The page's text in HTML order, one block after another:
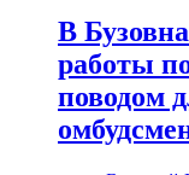
В
работы
поводом